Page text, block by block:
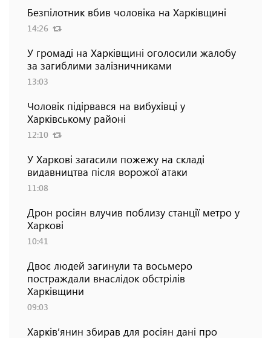
Безпілотник вбив чоловіка на Харківщині
14:26
У громаді на Харківщині оголосили жалобу
за загиблими залізничниками
13:03
Чоловік підірвався на вибухівці у
Харківському районі
12:10
У Харкові загасили пожежу на складі
видавництва після ворожої атаки
11:08
Дрон росіян влучив поблизу станції метро у
Харкові
10:41
Двоє людей загинули та восьмеро
постраждали внаслідок обстрілів
Харківщини
09:03
Харків’янин збирав для росіян дані про